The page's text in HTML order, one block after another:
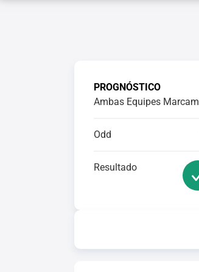
PROGNÓSTICO
Ambas Equipes Marcam
Odd
Resultado